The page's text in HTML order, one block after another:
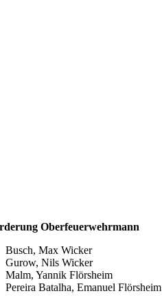
Oberfeuerwehrmann
Busch, Max Wicker
Gurow, Nils Wicker
Malm, Yannik Flörsheim
Pereira Batalha, Emanuel Flörsheim